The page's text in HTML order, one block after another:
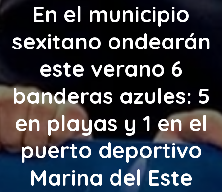
En el municipio
sexitano ondearán
este verano 6
banderas azules: 5
en playas y 1 en el
puerto deportivo
Marina del Este